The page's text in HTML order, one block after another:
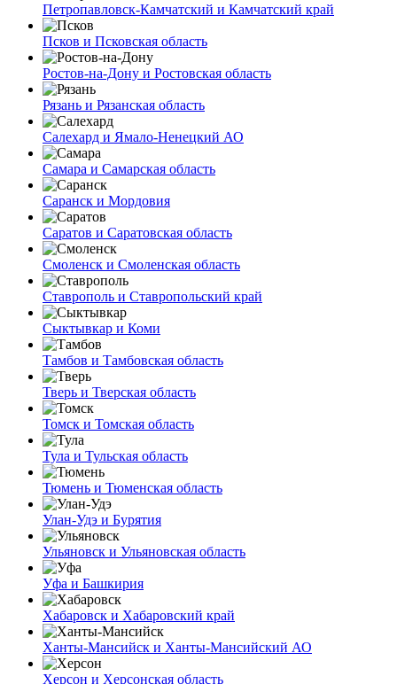
Петропавловск-Камчатский и Камчатский край
Псков и Псковская область
Ростов-на-Дону и Ростовская область
Рязань и Рязанская область
Салехард и Ямало-Ненецкий АО
Самара и Самарская область
Саранск и Мордовия
Саратов и Саратовская область
Смоленск и Смоленская область
Ставрополь и Ставропольский край
Сыктывкар и Коми
Тамбов и Тамбовская область
Тверь и Тверская область
Томск и Томская область
Тула и Тульская область
Тюмень и Тюменская область
Улан-Удэ и Бурятия
Ульяновск и Ульяновская область
Уфа и Башкирия
Хабаровск и Хабаровский край
Ханты-Мансийск и Ханты-Мансийский АО
Херсон и Херсонская область